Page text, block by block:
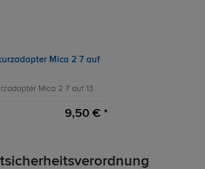
Mica 2 7 auf
Mica 2 7 auf 13
9,50 € *